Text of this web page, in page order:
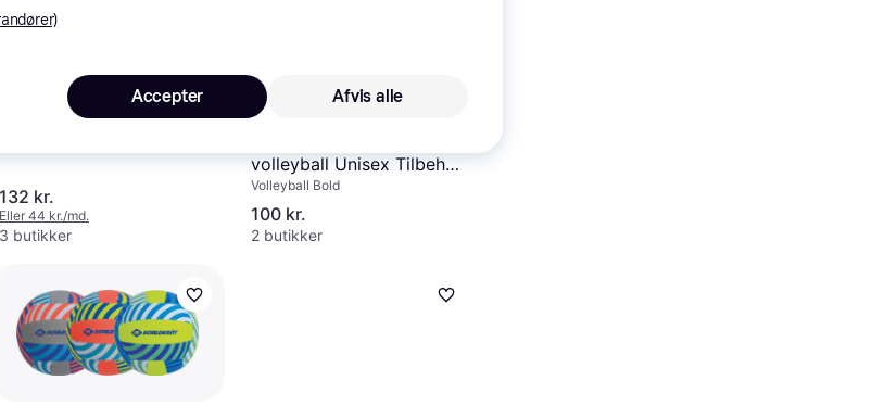
Molten V5M2000L
Kunstlæder
132 kr.
Eller 44 kr./md.
3 butikker
volleyball Unisex Tilbehør
og Udstyr Blå 5
Volleyball Bold
100 kr.
2 butikker
Afvis alle
Accepter